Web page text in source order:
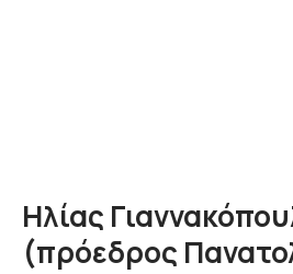
Ηλίας
(πρόεδρος